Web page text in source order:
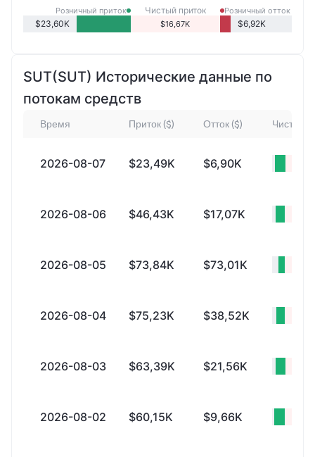
Розничный приток
$23,60K
Чистый приток
розничных продаж
$16,67K
Розничный отток
$6,92K
SUT(SUT) Исторические данные по
потокам средств
Время Приток ($) Отток ($) Чистый
2026-08-07 $23,49K $6,90K
2026-08-06 $46,43K $17,07K
2026-08-05 $73,84K $73,01K
2026-08-04 $75,23K $38,52K
2026-08-03 $63,39K $21,56K
2026-08-02 $60,15K $9,66K